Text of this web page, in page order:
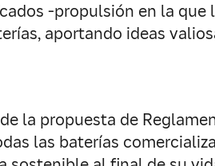
-propulsión en la que
aportando ideas
la propuesta de
las baterías